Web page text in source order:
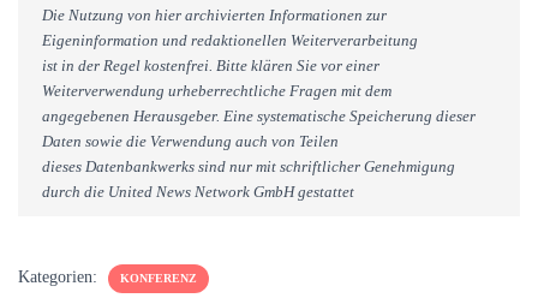
Die Nutzung von hier archivierten Informationen zur
Eigeninformation und redaktionellen Weiterverarbeitung
ist in der Regel kostenfrei. Bitte klären Sie vor einer
Weiterverwendung urheberrechtliche Fragen mit dem
angegebenen Herausgeber. Eine systematische Speicherung dieser
Daten sowie die Verwendung auch von Teilen
dieses Datenbankwerks sind nur mit schriftlicher Genehmigung
durch die United News Network GmbH gestattet
Kategorien: KONFERENZ